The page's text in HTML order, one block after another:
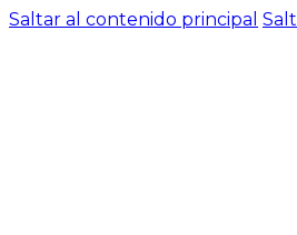
Saltar al contenido principal